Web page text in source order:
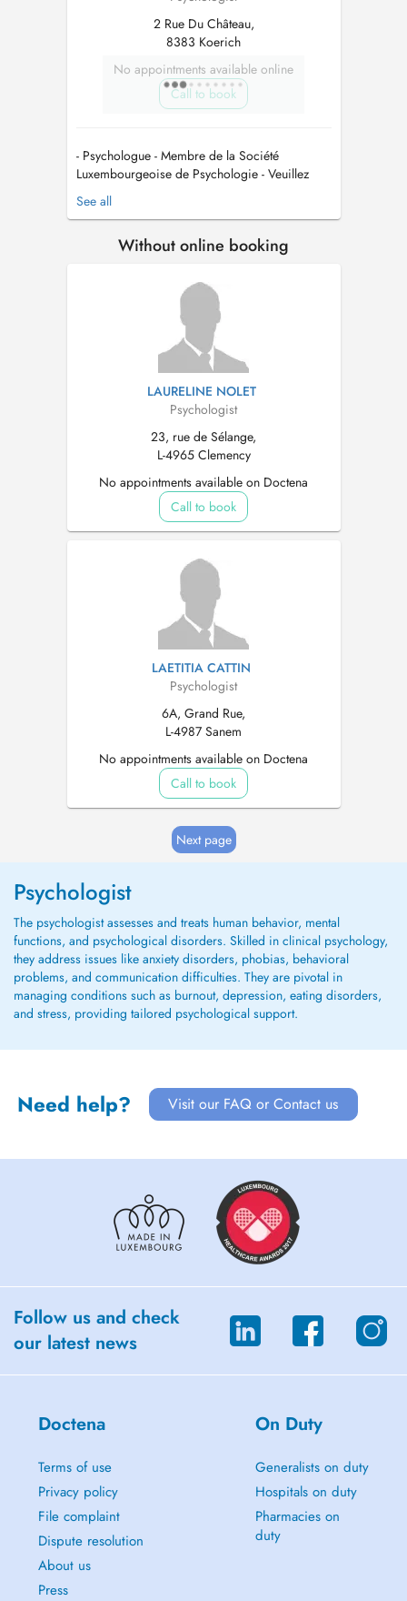
2 Rue Du Château,
8383 Koerich
No appointments available online
Call to book
- Psychologue - Membre de la Société
Luxembourgeoise de Psychologie - Veuillez
noter que ces consultations ne sont pas
remboursées par la CNS. Toutefois, certaines
remboursement partiel des séances - Les
See all
Without online booking
LAURELINE NOLET
Psychologist
23, rue de Sélange,
L-4965 Clemency
No appointments available on Doctena
Call to book
LAETITIA CATTIN
Psychologist
6A, Grand Rue,
L-4987 Sanem
No appointments available on Doctena
Call to book
Next page
Psychologist
The psychologist assesses and treats human behavior, mental
functions, and psychological disorders. Skilled in clinical psychology,
they address issues like anxiety disorders, phobias, behavioral
problems, and communication difficulties. They are pivotal in
managing conditions such as burnout, depression, eating disorders,
and stress, providing tailored psychological support.
Need help? Visit our FAQ or Contact us
Follow us and check
our latest news
Doctena
Terms of use
Privacy policy
File complaint
Dispute resolution
About us
Press
On Duty
Generalists on duty
Hospitals on duty
Pharmacies on
duty